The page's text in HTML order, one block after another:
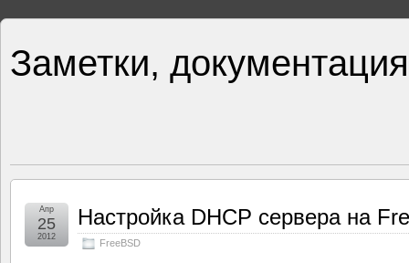
Заметки,
Настройка DHCP сервера на
FreeBSD
Апр
25
2012